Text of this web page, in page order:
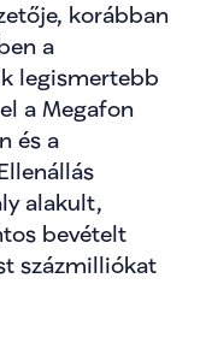
korábban
a
legismertebb
a Megafon
és a
alakult,
bevételt
százmilliókat